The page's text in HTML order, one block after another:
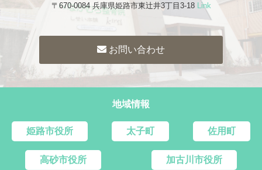
〒670-0084 兵庫県姫路市東辻井3丁目3-18 Link
お問い合わせ
地域情報
姫路市役所 太子町 佐用町
高砂市役所 加古川市役所